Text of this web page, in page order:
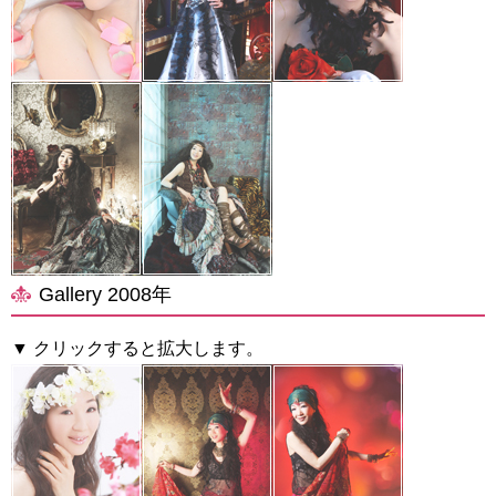
Gallery 2008年
▼ クリックすると拡大します。